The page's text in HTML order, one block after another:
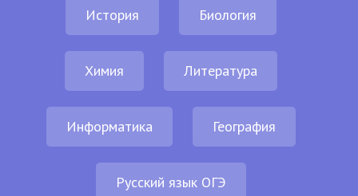
История Биология
Химия Литература
Информатика География
Русский язык ОГЭ